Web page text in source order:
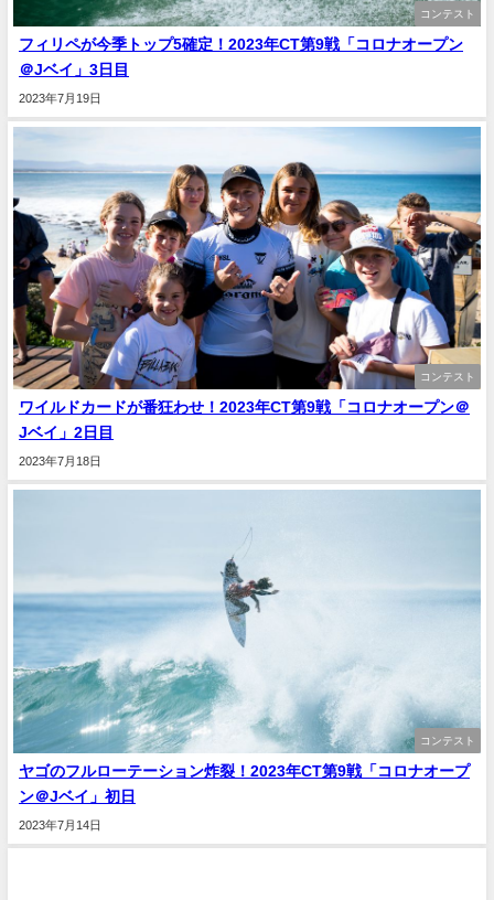
コンテスト
フィリペが今季トップ5確定！2023年CT第9戦「コロナオープン
＠Jベイ」3日目
2023年7月19日
コンテスト
ワイルドカードが番狂わせ！2023年CT第9戦「コロナオープン＠
Jベイ」2日目
2023年7月18日
コンテスト
ヤゴのフルローテーション炸裂！2023年CT第9戦「コロナオープ
ン＠Jベイ」初日
2023年7月14日